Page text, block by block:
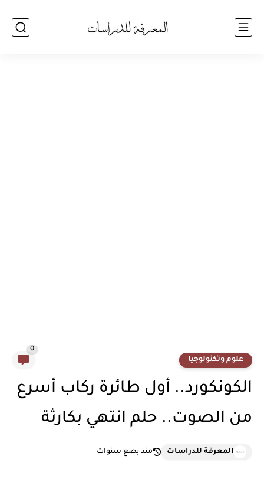
علوم وتكنولوجيا
0
الكونكورد.. أول طائرة ركاب أسرع
من الصوت.. حلم انتهي بكارثة
المعرفة للدراسات منذ بضع سنوات